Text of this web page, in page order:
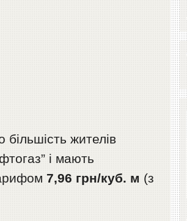
більшість жителів
і мають
7,96 грн/куб. м (з